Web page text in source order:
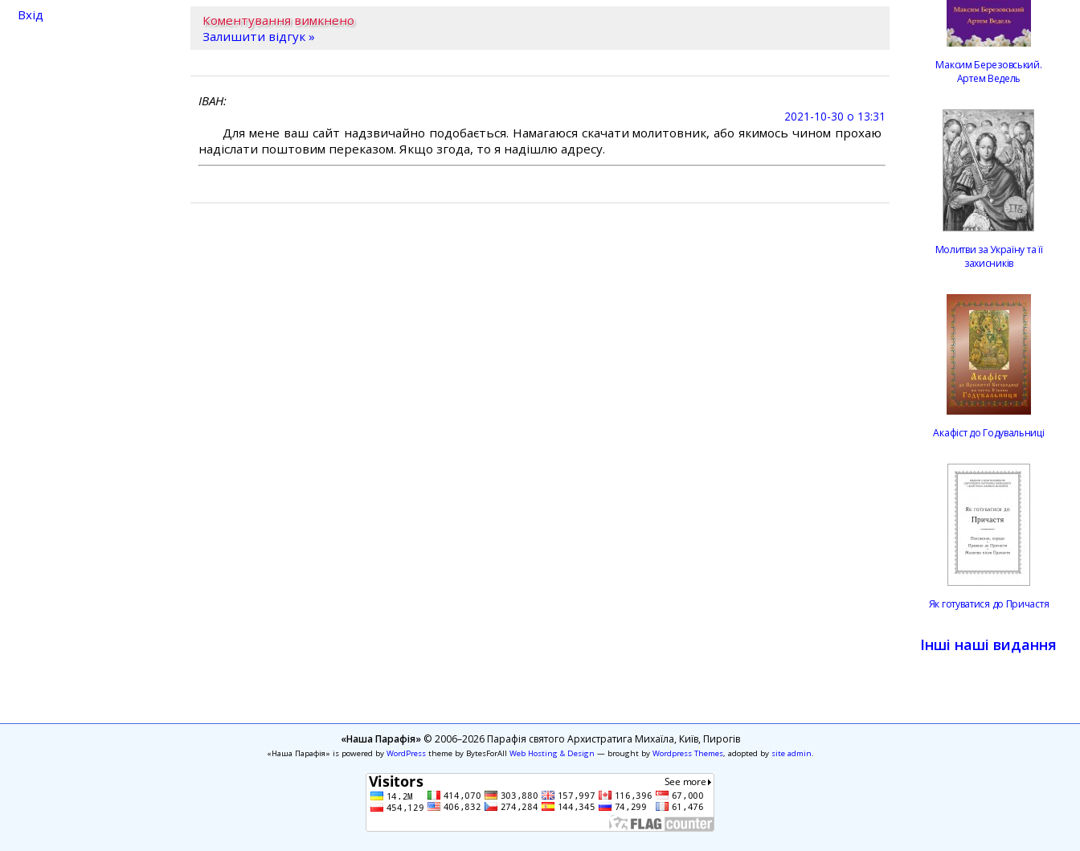
Коментування вимкнено
Залишити відгук »
ІВАН
2021-10-30 о 13:31
Для мене ваш сайт надзвичайно подобається. Намагаюся скачати молитовник, або якимось чином прохаю
надіслати поштовим переказом. Якщо згода, то я надішлю адресу.
Вхід
Максим Березовський.
Артем Ведель
Молитви за Україну та її
захисників
Акафіст до Годувальниці
Як готуватися до Причастя
Інші наші видання
«Наша Парафія»© 2006–2026 Парафія святого Архистратига Михаїла, Київ, Пирогів
«Наша Парафія» is powered by WordPresstheme by BytesForAll Web Hosting & Design — brought by Wordpress Themes, adopted by site admin.